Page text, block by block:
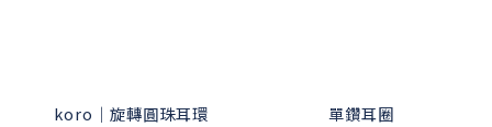
koro｜旋轉圓珠耳環 單鑽耳圈